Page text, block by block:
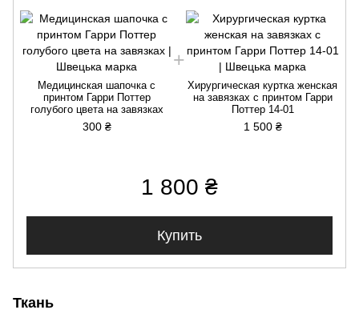
Медицинская шапочка с
принтом Гарри Поттер
голубого цвета на завязках
300 ₴
Хирургическая куртка женская
на завязках с принтом Гарри
Поттер 14-01
1 500 ₴
1 800 ₴
Купить
Ткань